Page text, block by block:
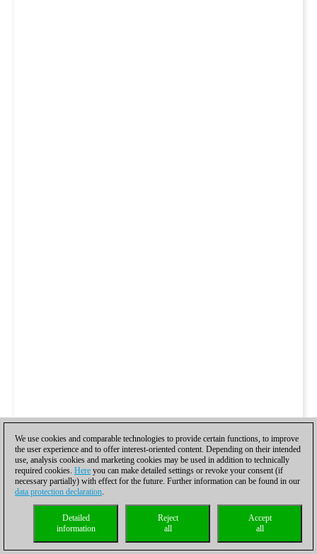
We use cookies and comparable technologies to provide certain functions, to improve
the user experience and to offer interest-oriented content. Depending on their intended
use, analysis cookies and marketing cookies may be used in addition to technically
required cookies. Here you can make detailed settings or revoke your consent (if
necessary partially) with effect for the future. Further information can be found in our
data protection declaration.
Accept
all
Reject
all
Detailed
information